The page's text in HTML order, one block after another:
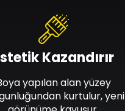
Kazandırır
yapılan alan yüzey
kurtulur, yeni